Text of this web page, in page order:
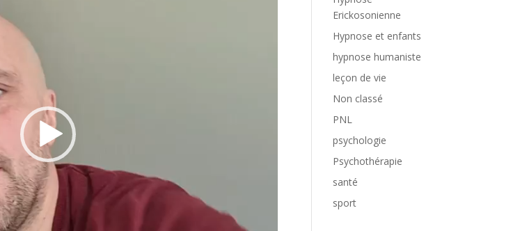
Erickosonienne
Hypnose et enfants
hypnose humaniste
leçon de vie
Non classé
PNL
psychologie
Psychothérapie
santé
sport